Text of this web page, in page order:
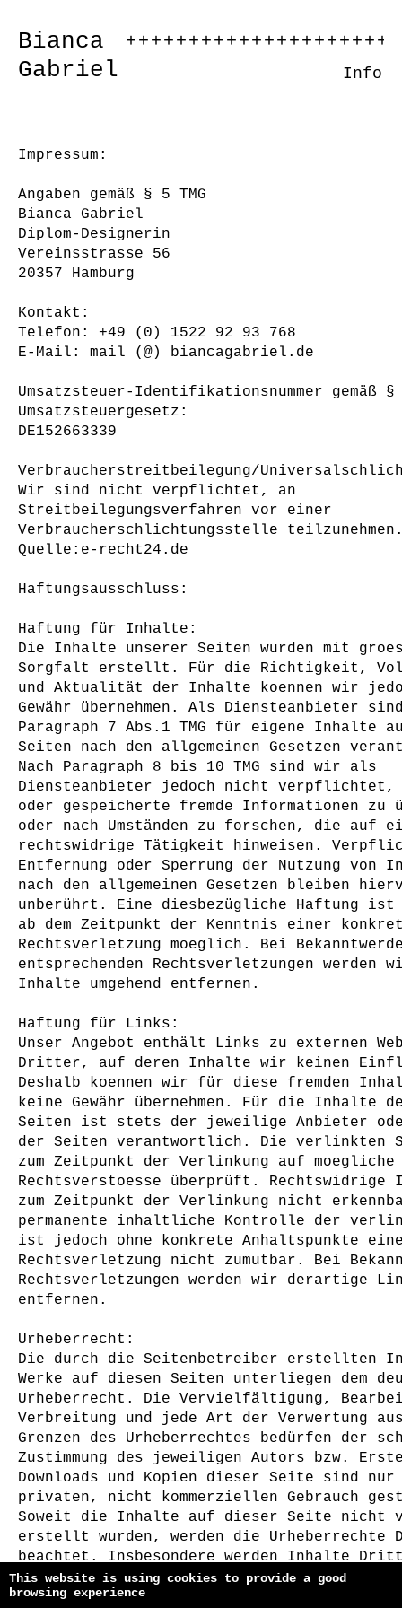
Bianca
Gabriel
Info
Impressum:
Angaben gemäß § 5 TMG
Bianca Gabriel
Diplom-Designerin
Vereinsstrasse 56
20357 Hamburg
Kontakt:
Telefon: +49 (0) 1522 92 93 768
E-Mail: mail (@) biancagabriel.de
Umsatzsteuer-Identifikationsnummer gemäß §
Umsatzsteuergesetz:
DE152663339
Verbraucherstreitbeilegung/
Wir sind nicht verpflichtet, an
Streitbeilegungsverfahren vor einer
Verbraucherschlichtungsstelle
Quelle:e-recht24.de
Haftungsausschluss:
Haftung für Inhalte:
Die Inhalte unserer Seiten wurden mit
Sorgfalt erstellt. Für die Richtigkeit,
und Aktualität der Inhalte koennen wir
Gewähr übernehmen. Als Diensteanbieter
Paragraph 7 Abs.1 TMG für eigene Inhalte
Seiten nach den allgemeinen Gesetzen
Nach Paragraph 8 bis 10 TMG sind wir als
Diensteanbieter jedoch nicht verpflichtet,
oder gespeicherte fremde Informationen zu
oder nach Umständen zu forschen, die auf
rechtswidrige Tätigkeit hinweisen.
Entfernung oder Sperrung der Nutzung von
nach den allgemeinen Gesetzen bleiben
unberührt. Eine diesbezügliche Haftung
ab dem Zeitpunkt der Kenntnis einer
Rechtsverletzung moeglich. Bei
entsprechenden Rechtsverletzungen werden
Inhalte umgehend entfernen.
Haftung für Links:
Unser Angebot enthält Links zu externen
Dritter, auf deren Inhalte wir keinen
Deshalb koennen wir für diese fremden
keine Gewähr übernehmen. Für die Inhalte
Seiten ist stets der jeweilige Anbieter
der Seiten verantwortlich. Die verlinkten
zum Zeitpunkt der Verlinkung auf moegliche
Rechtsverstoesse überprüft. Rechtswidrige
zum Zeitpunkt der Verlinkung nicht
permanente inhaltliche Kontrolle der
ist jedoch ohne konkrete Anhaltspunkte
Rechtsverletzung nicht zumutbar. Bei
Rechtsverletzungen werden wir derartige
entfernen.
Urheberrecht:
Die durch die Seitenbetreiber erstellten
Werke auf diesen Seiten unterliegen dem
Urheberrecht. Die Vervielfältigung,
Verbreitung und jede Art der Verwertung
Grenzen des Urheberrechtes bedürfen der
Zustimmung des jeweiligen Autors bzw.
Downloads und Kopien dieser Seite sind
privaten, nicht kommerziellen Gebrauch
Soweit die Inhalte auf dieser Seite nicht
erstellt wurden, werden die Urheberrechte
beachtet. Insbesondere werden Inhalte
solche gekennzeichnet. Sollten Sie
Urheberrechtsverletzung aufmerksam
This website is using cookies to provide a good
browsing experience